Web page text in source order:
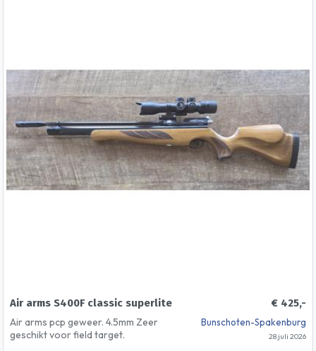
afhalen bij mij thuis te 3930 achel belgie amer
5 km van valkenswaard en 15 km van
eindhoven met cach betaling. verder info gsm
0477500969
€ 425,-
Air arms S400F classic superlite
Bunschoten-Spakenburg
28 juli 2026
Air arms pcp geweer. 4.5mm Zeer
geschikt voor field target.